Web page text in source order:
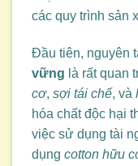
các quy trình sản
Đầu tiên, nguyên
vững là rất quan
cơ, sợi tái chế, và
hóa chất độc hại
việc sử dụng tài
dụng cotton hữu